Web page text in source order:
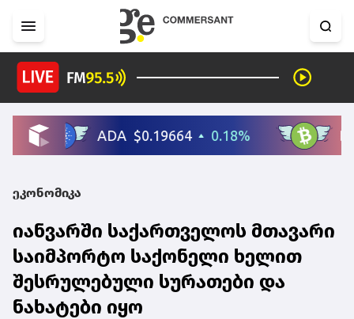
ეკონომიკა
იანვარში საქართველოს მთავარი
საიმპორტო საქონელი ხელით
შესრულებული სურათები და
ნახატები იყო